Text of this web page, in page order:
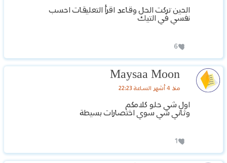
الحين تركت الحل وقاعد اقرأ التعليقات احسب
نفسي في التيك
6
Maysaa Moon
منذ 4 أشهر الساعة 22:23
اول شي حلو كلامكم
‏وثاني شي سوي اختصارات بسيطة
1